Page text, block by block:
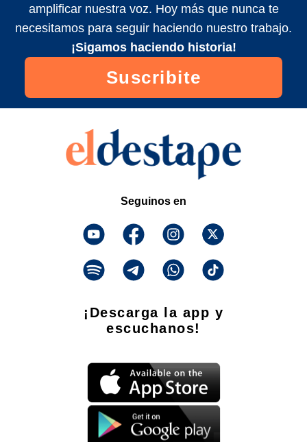
amplificar nuestra voz. Hoy más que nunca te
necesitamos para seguir haciendo nuestro trabajo.
¡Sigamos haciendo historia!
Suscribite
Seguinos en
¡Descarga la app y
escuchanos!